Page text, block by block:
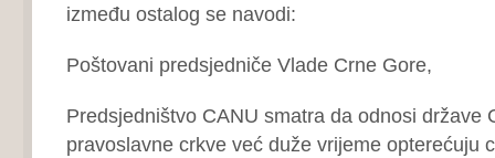
između ostalog se navodi:
Poštovani predsjedniče Vlade Crne Gore,
Predsjedništvo CANU smatra da odnosi države
pravoslavne crkve već duže vrijeme opterećuju